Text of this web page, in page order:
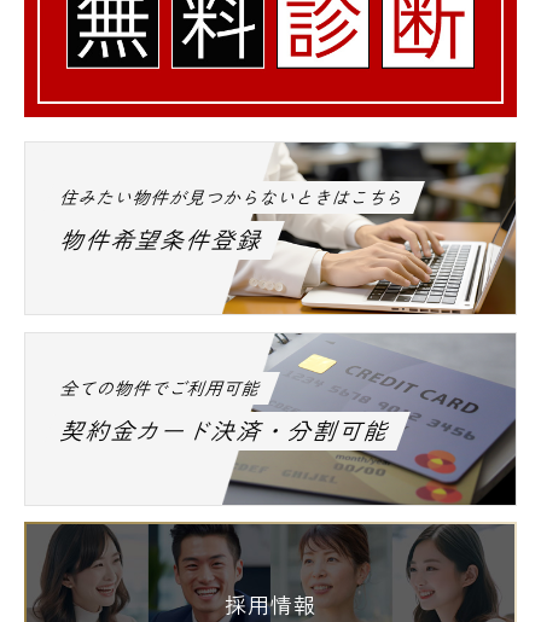
住みたい物件が見つからないときはこちら
物件希望条件登録
全ての物件でご利用可能
契約金カード決済・分割可能
採用情報